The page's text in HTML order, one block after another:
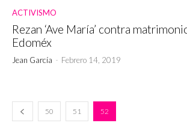
ACTIVISMO
Rezan ‘Ave María’ contra
Edoméx
Jean García - Febrero 14, 2019
50 51 52